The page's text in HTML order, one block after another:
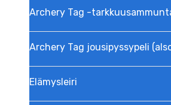
Archery Tag -
Archery Tag jousipyssypeli
Elämysleiri